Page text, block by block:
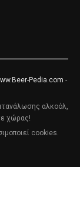
Pedia.com -
αλκοόλ,
χώρας!
cookies.